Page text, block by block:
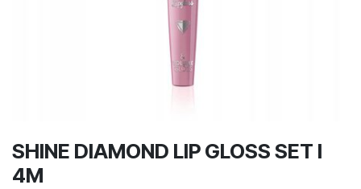
SHINE DIAMOND LIP GLOSS SET I
4M